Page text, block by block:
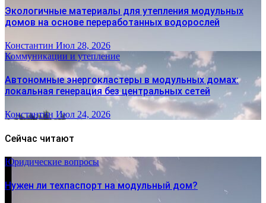
Экологичные материалы для утепления модульных
домов на основе переработанных водорослей
Константин Июл 28, 2026
Коммуникации и утепление
Автономные энергокластеры в модульных домах:
локальная генерация без центральных сетей
Константин Июл 24, 2026
Сейчас читают
Юридические вопросы
Нужен ли техпаспорт на модульный дом?